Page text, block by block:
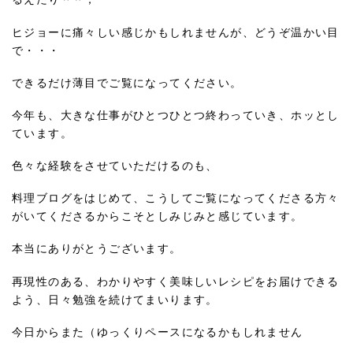
ヒジョーに痛々しい感じかもしれませんが、どうぞ温かい目
で・・・
できるだけ薄目でご覧になってください。
今年も、大きな仕事がひとつひとつ終わっていき、ホッとし
ています。
色々な経験をさせていただけるのも、
料理ブログをはじめて、こうしてご覧になってくださる方々
がいてくださるからこそとしみじみと感じています。
本当にありがとうございます。
再現性のある、わかりやすく美味しいレシピをお届けできる
よう、日々勉強を続けてまいります。
今日からまた（ゆっくりペースになるかもしれません